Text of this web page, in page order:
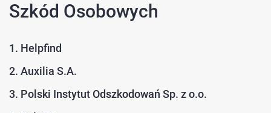
Szkód Osobowych
1. Helpfind
2. Auxilia S.A.
3. Polski Instytut Odszkodowań Sp. z o.o.